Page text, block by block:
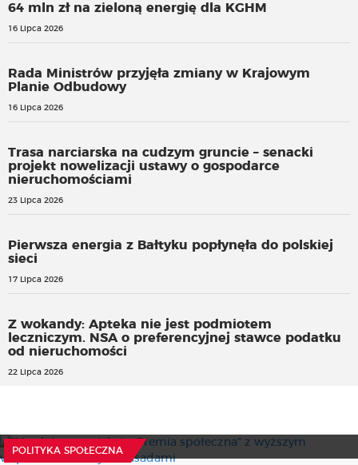
64 mln zł na zieloną energię dla KGHM
16 Lipca 2026
Rada Ministrów przyjęła zmiany w Krajowym
Planie Odbudowy
16 Lipca 2026
Trasa narciarska na cudzym gruncie – senacki
projekt nowelizacji ustawy o gospodarce
nieruchomościami
23 Lipca 2026
Pierwsza energia z Bałtyku popłynęła do polskiej
sieci
17 Lipca 2026
Z wokandy: Apteka nie jest podmiotem
leczniczym. NSA o preferencyjnej stawce podatku
od nieruchomości
22 Lipca 2026
POLITYKA SPOŁECZNA
7 Sierpnia 2026
czerpanie korzyści z rozpowszechniania określonych